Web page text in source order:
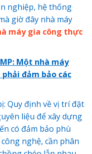
nghiệp, hệ thống
giờ đây nhà máy
máy gia công thực
Một nhà máy
đảm bảo các
Quy định về vị trí đặt
liệu để xây dựng
có đảm bảo phù
nghệ, cần phân